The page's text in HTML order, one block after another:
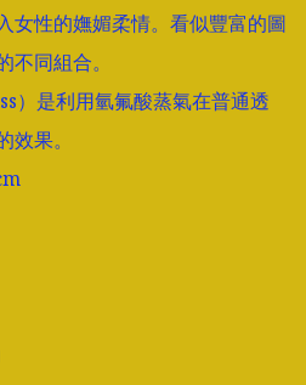
女性的嫵媚柔情。看似豐富的圖
同組合。
）是利用氫氟酸蒸氣在普通透
果。